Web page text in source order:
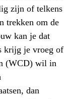
zijn of telkens
trekken om de
kan je dat
krijg je vroeg of
(WCD) wil in
dan